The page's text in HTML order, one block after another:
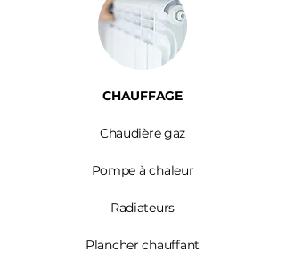
CHAUFFAGE
Chaudière gaz
Pompe à chaleur
Radiateurs
Plancher chauffant